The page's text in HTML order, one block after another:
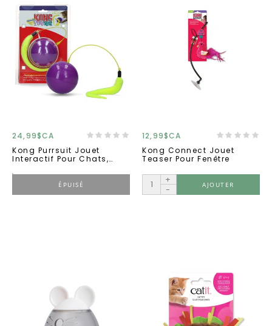
24,99$CA
Kong Purrsuit Jouet
Interactif Pour Chats,
Jeu
ÉPUISÉ
12,99$CA
Kong Connect Jouet
Teaser Pour Fenêtre
+
-
AJOUTER